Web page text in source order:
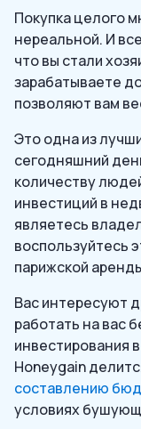
Покупка целого
нереальной. И
что вы стали
зарабатываете
позволяют вам
Это одна из
сегодняшний
количеству
инвестиций в
являетесь
воспользуйтесь
парижской
Вас интересуют
работать на вас
инвестирования
Honeygain
составлению
условиях